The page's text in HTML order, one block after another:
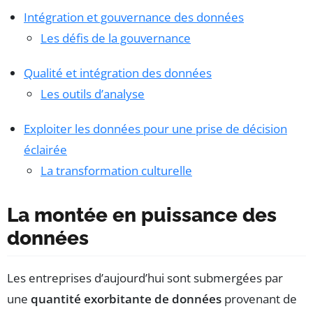
Intégration et gouvernance des données
Les défis de la gouvernance
Qualité et intégration des données
Les outils d’analyse
Exploiter les données pour une prise de décision
éclairée
La transformation culturelle
La montée en puissance des
données
Les entreprises d’aujourd’hui sont submergées par
une quantité exorbitante de données provenant de